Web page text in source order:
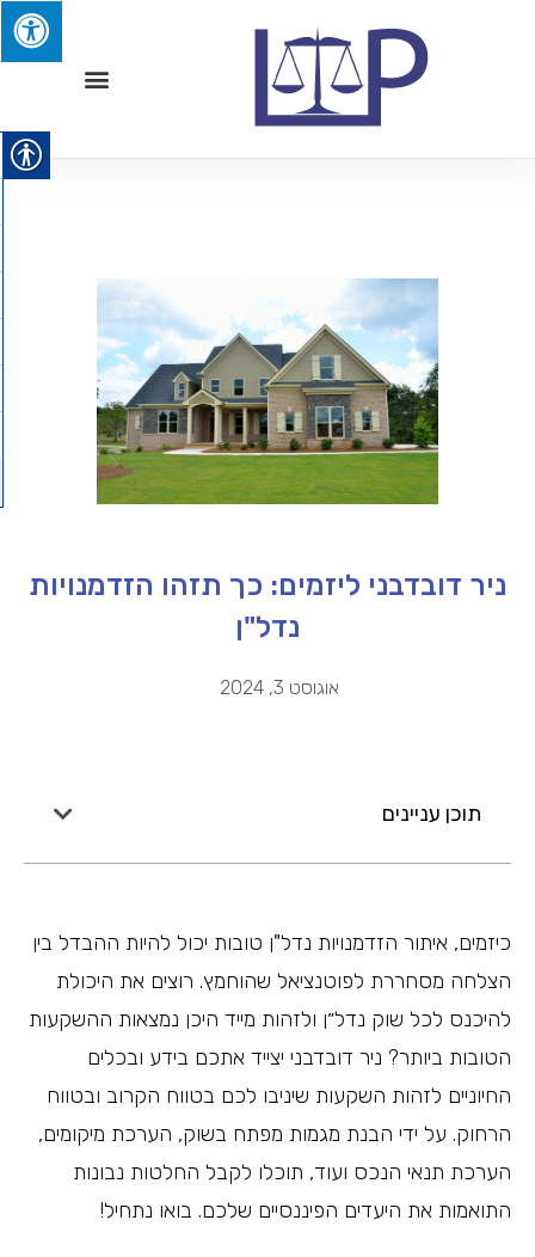
ניר דובדבני ליזמים: כך תזהו הזדמנויות
נדל"ן
אוגוסט 3, 2024
תוכן עניינים
כיזמים, איתור הזדמנויות נדל"ן טובות יכול להיות ההבדל בין
הצלחה מסחררת לפוטנציאל שהוחמץ. רוצים את היכולת
להיכנס לכל שוק נדל״ן ולזהות מייד היכן נמצאות ההשקעות
הטובות ביותר? ניר דובדבני יצייד אתכם בידע ובכלים
החיוניים לזהות השקעות שיניבו לכם בטווח הקרוב ובטווח
הרחוק. על ידי הבנת מגמות מפתח בשוק, הערכת מיקומים,
הערכת תנאי הנכס ועוד, תוכלו לקבל החלטות נבונות
התואמות את היעדים הפיננסיים שלכם. בואו נתחיל!